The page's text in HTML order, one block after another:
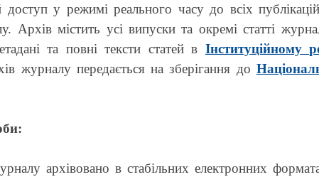
доступ у режимі реального часу до всіх
Архів містить усі випуски та окремі статті
та повні тексти статей в Інституційному
журналу передається на зберігання до
архівовано в стабільних електронних